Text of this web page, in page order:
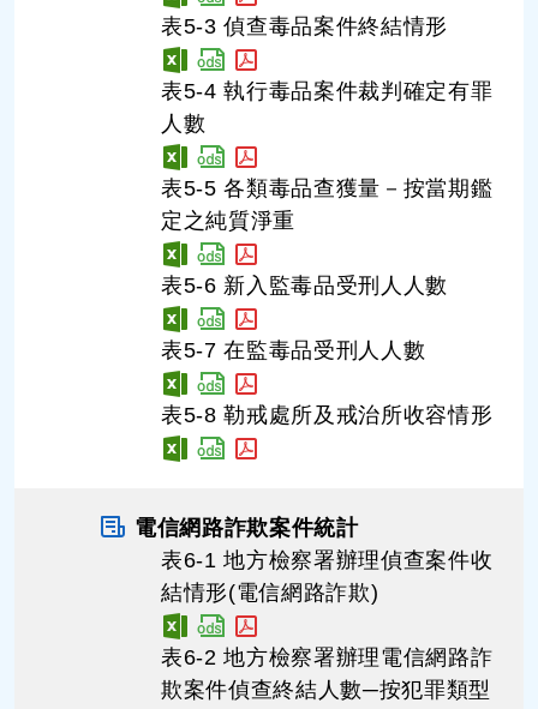
表5-3 偵查毒品案件終結情形
表5-4 執行毒品案件裁判確定有罪
人數
表5-5 各類毒品查獲量－按當期鑑
定之純質淨重
表5-6 新入監毒品受刑人人數
表5-7 在監毒品受刑人人數
表5-8 勒戒處所及戒治所收容情形
電信網路詐欺案件統計
表6-1 地方檢察署辦理偵查案件收
結情形(電信網路詐欺)
表6-2 地方檢察署辦理電信網路詐
欺案件偵查終結人數─按犯罪類型